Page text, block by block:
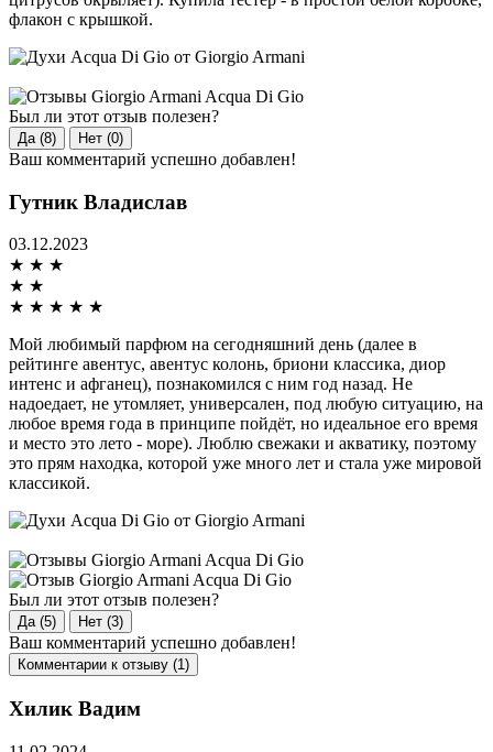
флакон с крышкой.
Был ли этот отзыв полезен?
Да (8) Нет (0)
Ваш комментарий успешно добавлен!
Гутник Владислав
03.12.2023
★ ★ ★
★ ★
★ ★ ★ ★ ★
Мой любимый парфюм на сегодняшний день (далее в
рейтинге авентус, авентус колонь, бриони классика, диор
интенс и афганец), познакомился с ним год назад. Не
надоедает, не утомляет, универсален, под любую ситуацию, на
любое время года в принципе пойдёт, но идеальное его время
и место это лето - море). Люблю свежаки и акватику, поэтому
это прям находка, которой уже много лет и стала уже мировой
классикой.
Был ли этот отзыв полезен?
Да (5) Нет (3)
Ваш комментарий успешно добавлен!
Комментарии к отзыву (1)
Хилик Вадим